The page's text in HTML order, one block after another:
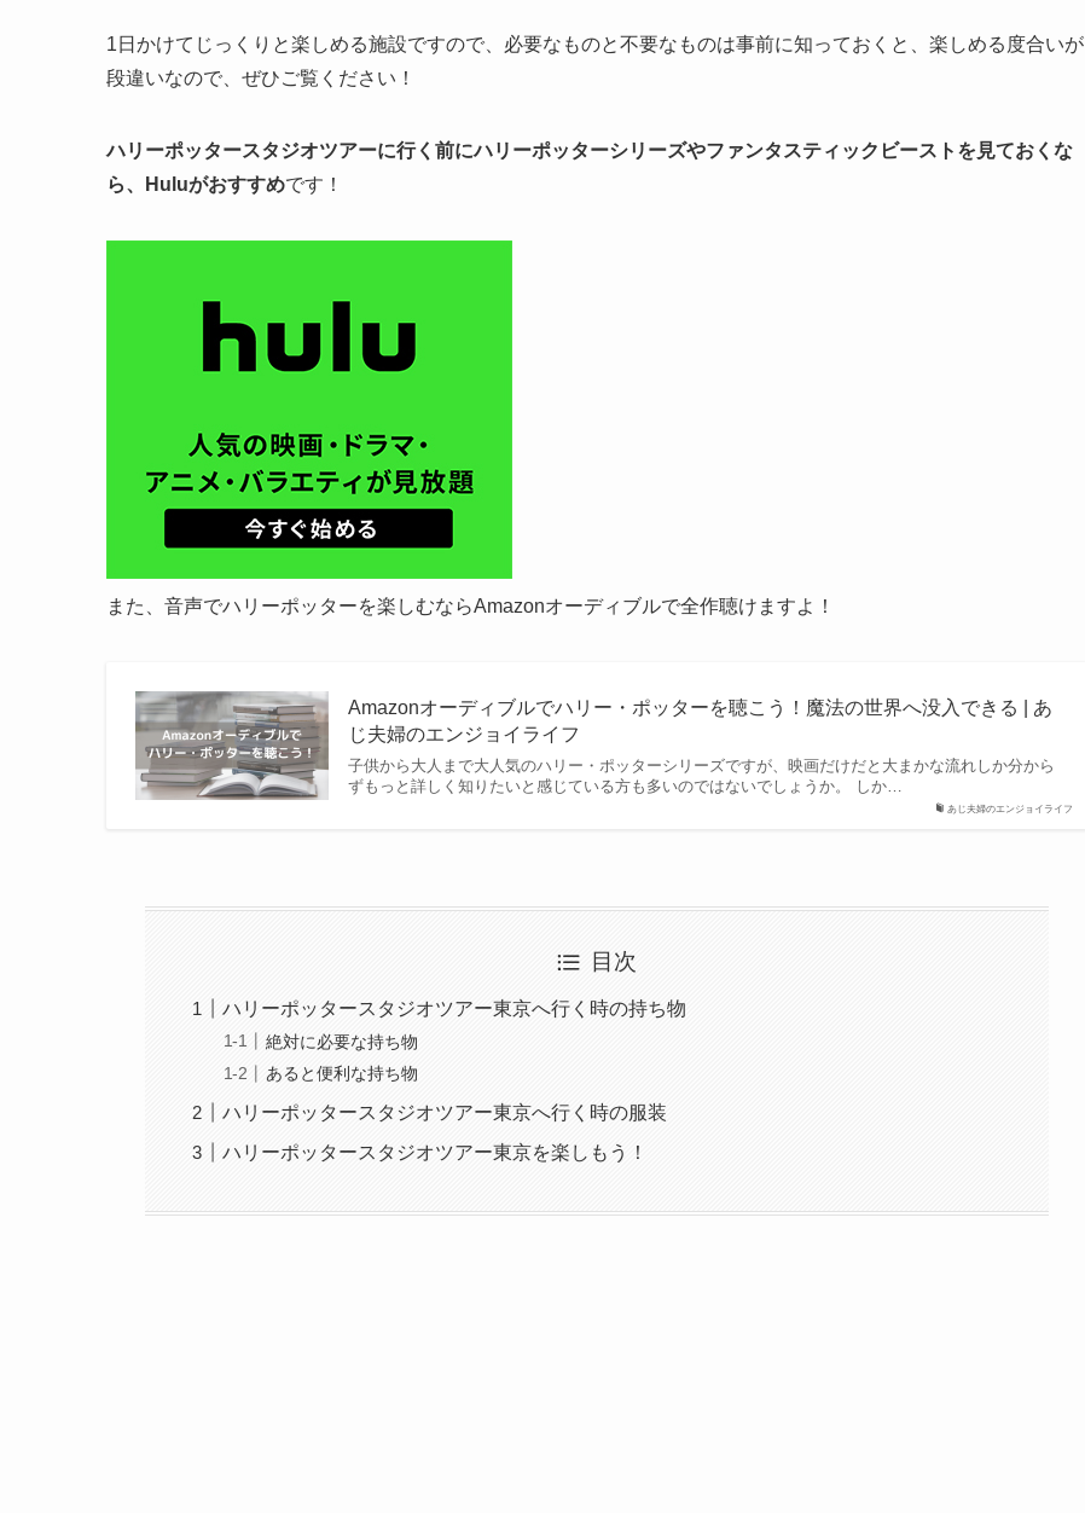
1日かけてじっくりと楽しめる施設ですので、必要なものと不要なものは事前に知っておくと、楽しめる度合いが
段違いなので、ぜひご覧ください！
ハリーポッタースタジオツアーに行く前にハリーポッターシリーズやファンタスティックビーストを見ておくな
ら、Huluがおすすめです！
また、音声でハリーポッターを楽しむならAmazonオーディブルで全作聴けますよ！
あじ夫婦のエンジョイライフ
Amazonオーディブルでハリー・ポッターを聴こう！魔法の世界へ没入できる | あ
じ夫婦のエンジョイライフ
子供から大人まで大人気のハリー・ポッターシリーズですが、映画だけだと大まかな流れしか分から
ずもっと詳しく知りたいと感じている方も多いのではないでしょうか。 しか…
目次
ハリーポッタースタジオツアー東京へ行く時の持ち物
絶対に必要な持ち物
あると便利な持ち物
ハリーポッタースタジオツアー東京へ行く時の服装
ハリーポッタースタジオツアー東京を楽しもう！